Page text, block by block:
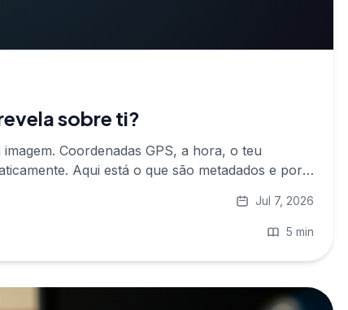
sobre ti?
Coordenadas GPS, a hora, o teu
Aqui está o que são metadados e por
Jul 7, 2026
5 min